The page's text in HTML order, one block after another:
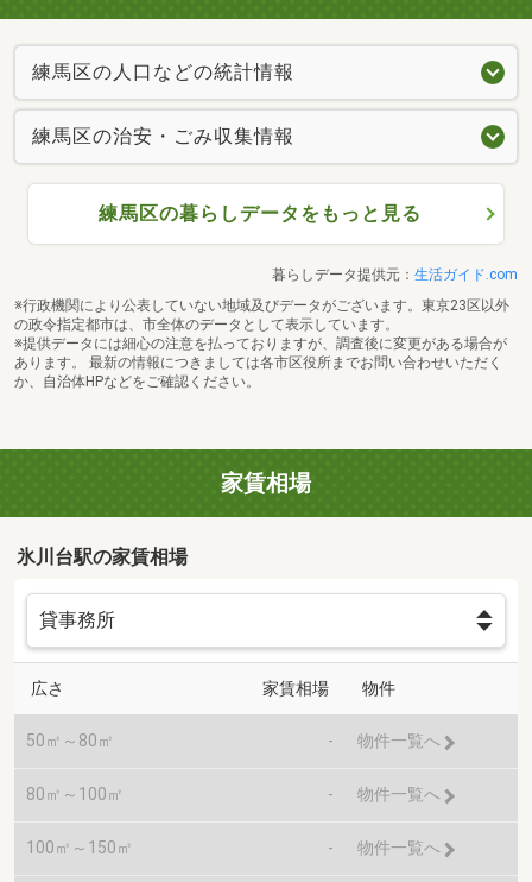
練馬区の人口などの統計情報
練馬区の治安・ごみ収集情報
練馬区の暮らしデータをもっと見る
暮らしデータ提供元： 生活ガイド.com
※行政機関により公表していない地域及びデータがございます。東京23区以外
の政令指定都市は、市全体のデータとして表示しています。
※提供データには細心の注意を払っておりますが、調査後に変更がある場合が
あります。 最新の情報につきましては各市区役所までお問い合わせいただく
か、自治体HPなどをご確認ください。
家賃相場
氷川台駅の家賃相場
広さ 家賃相場 物件
50㎡～80㎡ - 物件一覧へ
80㎡～100㎡ - 物件一覧へ
100㎡～150㎡ - 物件一覧へ